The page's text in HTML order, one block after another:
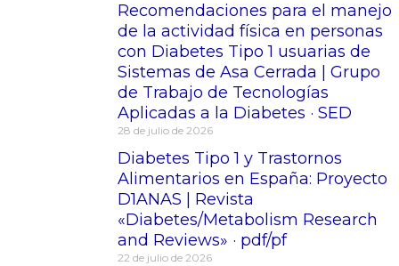
Recomendaciones para el manejo
de la actividad física en personas
con Diabetes Tipo 1 usuarias de
Sistemas de Asa Cerrada | Grupo
de Trabajo de Tecnologías
Aplicadas a la Diabetes · SED
28 de julio de 2026
Diabetes Tipo 1 y Trastornos
Alimentarios en España: Proyecto
D1ANAS | Revista
«Diabetes/Metabolism Research
and Reviews» · pdf/pf
22 de julio de 2026